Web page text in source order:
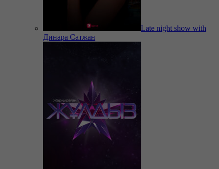
Late night show with
Динара Сатжан